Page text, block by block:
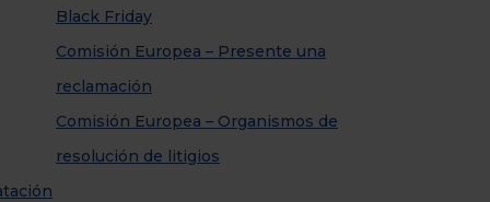
Black Friday
Comisión Europea – Presente una
reclamación
Comisión Europea – Organismos de
resolución de litigios